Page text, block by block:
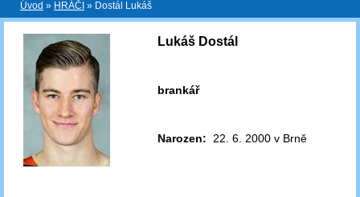
Úvod » HRÁČI » Dostál Lukáš
Lukáš Dostál
brankář
Narozen: 22. 6. 2000 v Brně